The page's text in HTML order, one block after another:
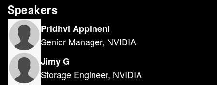
Speakers
Pridhvi Appineni
Senior Manager, NVIDIA
Jimy G
Storage Engineer, NVIDIA